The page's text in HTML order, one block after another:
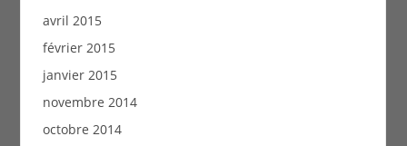
avril 2015
février 2015
janvier 2015
novembre 2014
octobre 2014